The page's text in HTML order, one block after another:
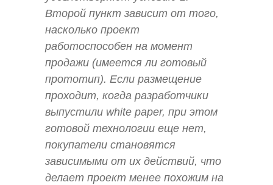
Второй пункт зависит от того,
насколько проект
работоспособен на момент
продажи (имеется ли готовый
прототип). Если размещение
проходит, когда разработчики
выпустили white paper, при этом
готовой технологии еще нет,
покупатели становятся
зависимыми от их действий, что
делает проект менее похожим на